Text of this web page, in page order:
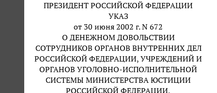
ПРЕЗИДЕНТ РОССИЙСКОЙ ФЕДЕРАЦИИ
УКАЗ
от 30 июня 2002 г. N 672
О ДЕНЕЖНОМ ДОВОЛЬСТВИИ
СОТРУДНИКОВ ОРГАНОВ ВНУТРЕННИХ ДЕЛ
РОССИЙСКОЙ ФЕДЕРАЦИИ, УЧРЕЖДЕНИЙ И
ОРГАНОВ УГОЛОВНО-ИСПОЛНИТЕЛЬНОЙ
СИСТЕМЫ МИНИСТЕРСТВА ЮСТИЦИИ
РОССИЙСКОЙ ФЕДЕРАЦИИ,